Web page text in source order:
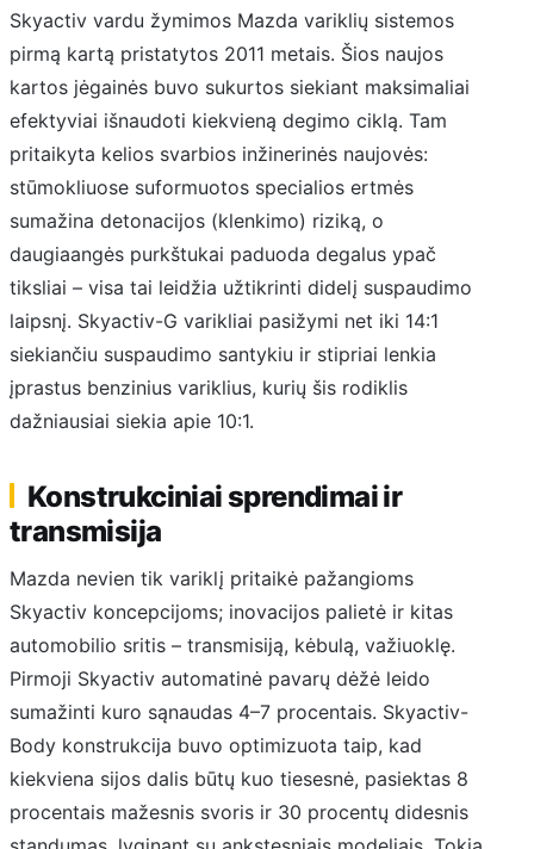
Skyactiv vardu žymimos Mazda variklių sistemos
pirmą kartą pristatytos 2011 metais. Šios naujos
kartos jėgainės buvo sukurtos siekiant maksimaliai
efektyviai išnaudoti kiekvieną degimo ciklą. Tam
pritaikyta kelios svarbios inžinerinės naujovės:
stūmokliuose suformuotos specialios ertmės
sumažina detonacijos (klenkimo) riziką, o
daugiaangės purkštukai paduoda degalus ypač
tiksliai – visa tai leidžia užtikrinti didelį suspaudimo
laipsnį. Skyactiv-G varikliai pasižymi net iki 14:1
siekiančiu suspaudimo santykiu ir stipriai lenkia
įprastus benzinius variklius, kurių šis rodiklis
dažniausiai siekia apie 10:1.
Konstrukciniai sprendimai ir
transmisija
Mazda nevien tik variklį pritaikė pažangioms
Skyactiv koncepcijoms; inovacijos palietė ir kitas
automobilio sritis – transmisiją, kėbulą, važiuoklę.
Pirmoji Skyactiv automatinė pavarų dėžė leido
sumažinti kuro sąnaudas 4–7 procentais. Skyactiv-
Body konstrukcija buvo optimizuota taip, kad
kiekviena sijos dalis būtų kuo tiesesnė, pasiektas 8
procentais mažesnis svoris ir 30 procentų didesnis